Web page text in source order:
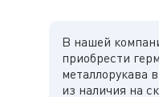
В нашей
приобрести
металлорукава
из наличия на